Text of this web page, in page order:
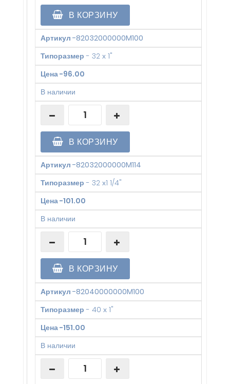
В КОРЗИНУ
Артикул -82032000000M100
Типоразмер - 32 х 1"
Цена-96.00
В наличии
В КОРЗИНУ
Артикул -82032000000M114
Типоразмер - 32 х1 1/4"
Цена-101.00
В наличии
В КОРЗИНУ
Артикул -82040000000M100
Типоразмер - 40 х 1"
Цена-151.00
В наличии